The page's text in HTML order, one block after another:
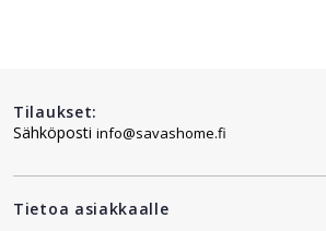
Tilaukset:
Sähköposti info@savashome.fi
Tietoa asiakkaalle